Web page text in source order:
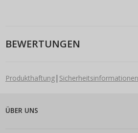
BEWERTUNGEN
Produkthaftung| Sicherheitsinformationen
ÜBER UNS